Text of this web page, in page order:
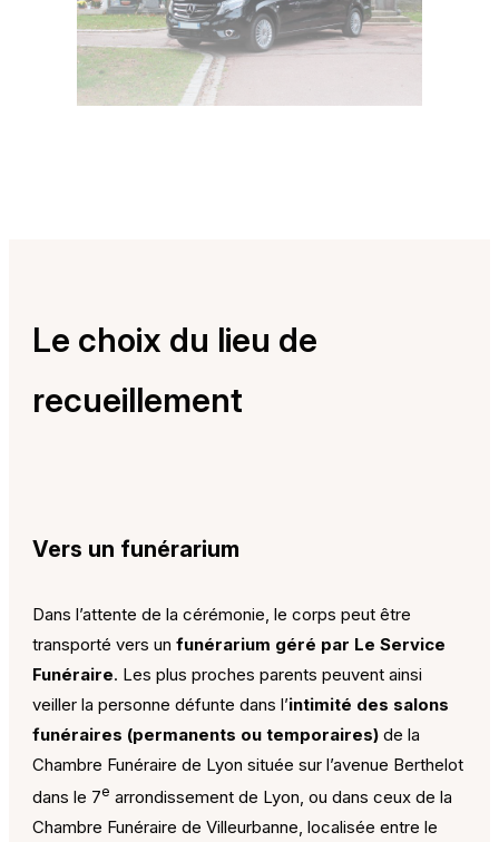
Le choix du lieu de
recueillement
Vers un funérarium
Dans l’attente de la cérémonie, le corps peut être
transporté vers un funérarium géré par Le Service
Funéraire. Les plus proches parents peuvent ainsi
veiller la personne défunte dans l’intimité des salons
funéraires (permanents ou temporaires) de la
Chambre Funéraire de Lyon située sur l’avenue Berthelot
dans le 7e arrondissement de Lyon, ou dans ceux de la
Chambre Funéraire de Villeurbanne, localisée entre le